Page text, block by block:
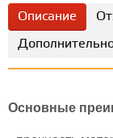
Описание
Основные